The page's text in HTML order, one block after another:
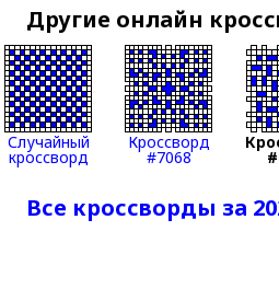
13.Представитель
низшего сословия в
Древнем Риме.
14.Потеря, урон.
17.Хищная птица с
серовато-белым
оперением.
19.Промысловая рыба из
семейства лососёвых.
7.
11.
12.
15.
Другие онлайн
Случайный
кроссворд
Кроссворд
#7068
Все кроссворды за